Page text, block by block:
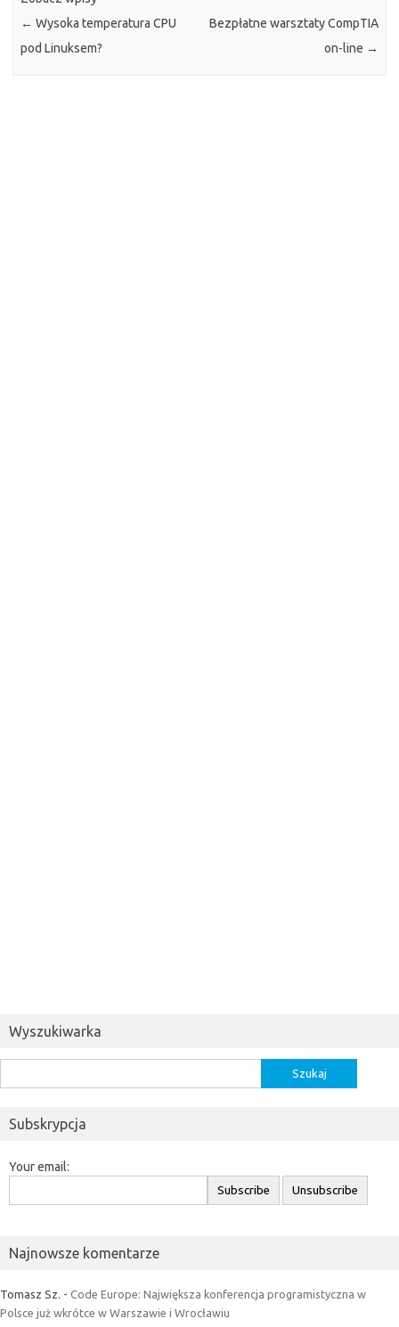
← Wysoka temperatura CPU
pod Linuksem?
Bezpłatne warsztaty CompTIA
on-line →
Wyszukiwarka
Subskrypcja
Your email:
Najnowsze komentarze
Tomasz Sz. - Code Europe: Największa konferencja programistyczna w
Polsce już wkrótce w Warszawie i Wrocławiu